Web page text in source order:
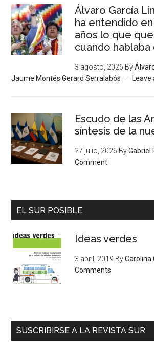
Álvaro García
ha entendido
años lo que
cuando hablaba
3 agosto, 2026 By
Jaume Montés Gerard Serralabós
Escudo de las
síntesis de la
27 julio, 2026 ByGabriel
Comment
EL SUR POSIBLE
Ideas verdes
3 abril, 2019 ByCarolina
Comments
SUSCRIBIRSE A LA REVISTA SUR